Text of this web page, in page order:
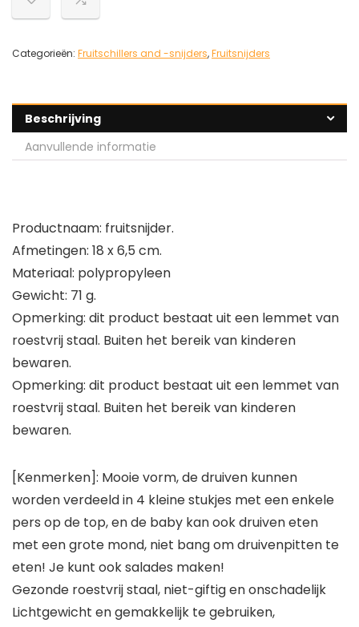
Categorieën: Fruitschillers and -snijders,Fruitsnijders
Beschrijving
Aanvullende informatie
Productnaam: fruitsnijder.
Afmetingen: 18 x 6,5 cm.
Materiaal: polypropyleen
Gewicht: 71 g.
Opmerking: dit product bestaat uit een lemmet van
roestvrij staal. Buiten het bereik van kinderen
bewaren.
Opmerking: dit product bestaat uit een lemmet van
roestvrij staal. Buiten het bereik van kinderen
bewaren.
[Kenmerken]: Mooie vorm, de druiven kunnen
worden verdeeld in 4 kleine stukjes met een enkele
pers op de top, en de baby kan ook druiven eten
met een grote mond, niet bang om druivenpitten te
eten! Je kunt ook salades maken!
Gezonde roestvrij staal, niet-giftig en onschadelijk
Lichtgewicht en gemakkelijk te gebruiken,